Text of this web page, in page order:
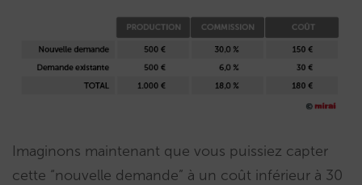
Imaginons maintenant que vous puissiez capter
cette “nouvelle demande” à un coût inférieur à 30